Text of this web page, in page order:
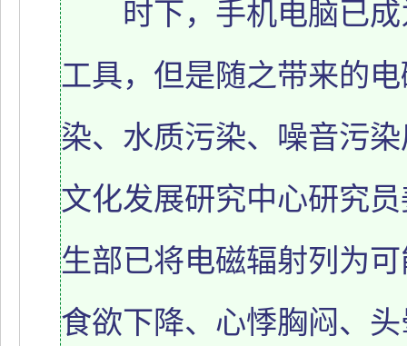
时下，手机电脑已成
工具，但是随之带来的
染、水质污染、噪音污
文化发展研究中心研究
生部已将电磁辐射列为
食欲下降、心悸胸闷、